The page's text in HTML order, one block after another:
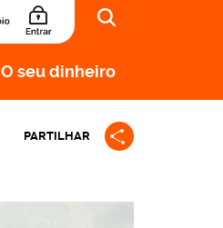
O seu dinheiro
PARTILHAR